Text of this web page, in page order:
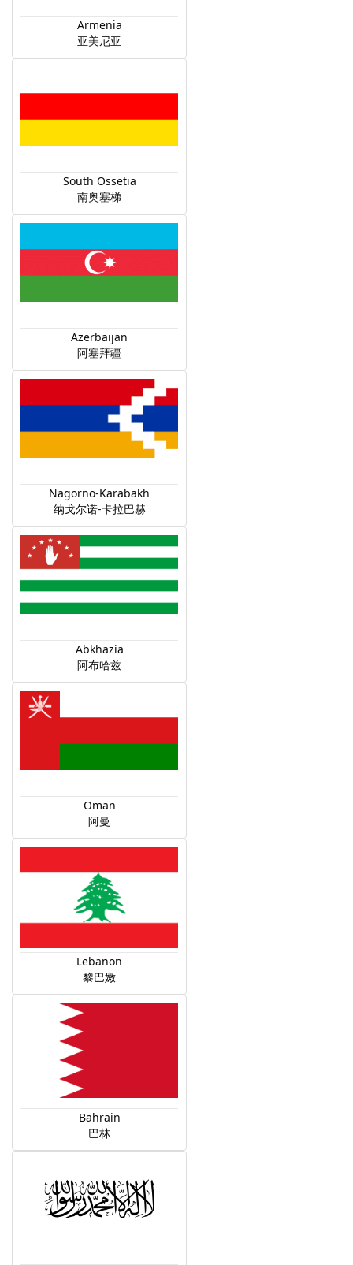
Armenia
亚美尼亚
South Ossetia
南奥塞梯
Azerbaijan
阿塞拜疆
Nagorno-Karabakh
纳戈尔诺-卡拉巴赫
Abkhazia
阿布哈兹
Oman
阿曼
Lebanon
黎巴嫩
Bahrain
巴林